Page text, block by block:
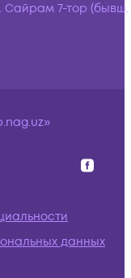
Сайрам 7-тор (бывш.
данных